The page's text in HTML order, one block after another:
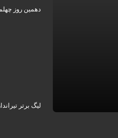
دهمین روز
لیگ برتر